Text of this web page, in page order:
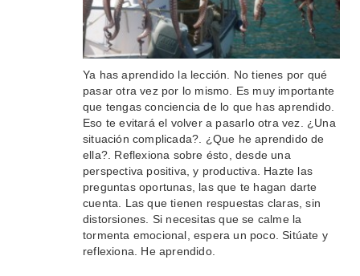
Ya has aprendido la lección. No tienes por qué
pasar otra vez por lo mismo. Es muy importante
que tengas conciencia de lo que has aprendido.
Eso te evitará el volver a pasarlo otra vez. ¿Una
situación complicada?. ¿Que he aprendido de
ella?. Reflexiona sobre ésto, desde una
perspectiva positiva, y productiva. Hazte las
preguntas oportunas, las que te hagan darte
cuenta. Las que tienen respuestas claras, sin
distorsiones. Si necesitas que se calme la
tormenta emocional, espera un poco. Sitúate y
reflexiona. He aprendido.